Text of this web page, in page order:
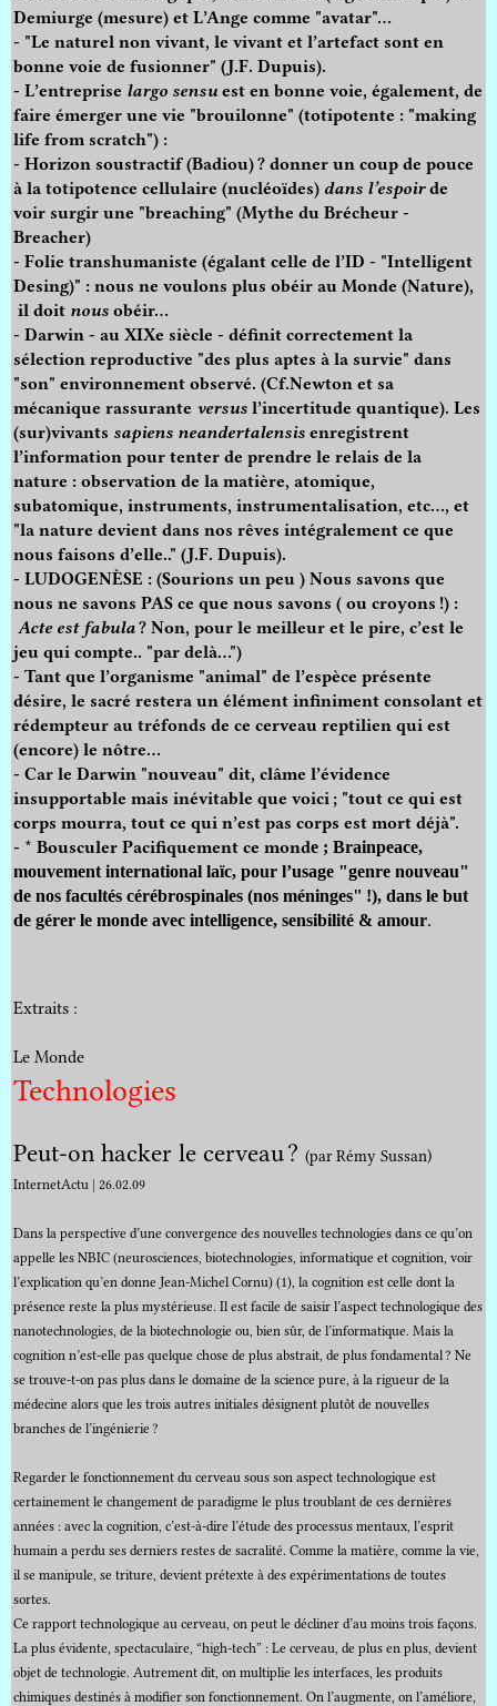
Demiurge (mesure) et L’Ange comme "avatar"…
- "Le naturel non vivant, le vivant et l’artefact sont en
bonne voie de fusionner" (J.F. Dupuis).
- L’entreprise largo sensuest en bonne voie, également, de
faire émerger une vie "brouilonne" (totipotente : "making
life from scratch") :
- Horizon soustractif (Badiou) ? donner un coup de pouce
à la totipotence cellulaire (nucléoïdes) dans l’espoirde
voir surgir une "breaching" (Mythe du Brécheur -
Breacher)
- Folie transhumaniste (égalant celle de l’ID - "Intelligent
Desing)" : nous ne voulons plus obéir au Monde (Nature),
il doit nous obéir…
- Darwin - au XIXe siècle - définit correctement la
sélection reproductive "des plus aptes à la survie" dans
"son" environnement observé. (Cf.Newton et sa
mécanique rassurante versus l’incertitude quantique). Les
(sur)vivants sapiens neandertalensis enregistrent
l’information pour tenter de prendre le relais de la
nature : observation de la matière, atomique,
subatomique, instruments, instrumentalisation, etc…, et
"la nature devient dans nos rêves intégralement ce que
nous faisons d’elle.." (J.F. Dupuis).
- LUDOGENÈSE : (Sourions un peu ) Nous savons que
nous ne savons PAS ce que nous savons ( ou croyons !) :
Acte est fabula? Non, pour le meilleur et le pire, c’est le
jeu qui compte.. "par delà…")
- Tant que l’organisme "animal" de l’espèce présente
désire, le sacré restera un élément infiniment consolant et
rédempteur au tréfonds de ce cerveau reptilien qui est
(encore) le nôtre…
- Car le Darwin "nouveau" dit, clâme l’évidence
insupportable mais inévitable que voici ; "tout ce qui est
corps mourra, tout ce qui n’est pas corps est mort déjà".
- * Bousculer Pacifiquement ce monde ; Brainpeace,
mouvement international laïc, pour l’usage "genre nouveau"
de nos facultés cérébrospinales (nos méninges" !), dans le but
de gérer le monde avec intelligence, sensibilité & amour.
Extraits :
Le Monde
Technologies
Peut-on hacker le cerveau ? (par Rémy Sussan)
InternetActu | 26.02.09
Dans la perspective d’une convergence des nouvelles technologies dans ce qu’on
appelle les NBIC (neurosciences, biotechnologies, informatique et cognition, voir
l’explication qu’en donne Jean-Michel Cornu) (1), la cognition est celle dont la
présence reste la plus mystérieuse. Il est facile de saisir l’aspect technologique des
nanotechnologies, de la biotechnologie ou, bien sûr, de l’informatique. Mais la
cognition n’est-elle pas quelque chose de plus abstrait, de plus fondamental ? Ne
se trouve-t-on pas plus dans le domaine de la science pure, à la rigueur de la
médecine alors que les trois autres initiales désignent plutôt de nouvelles
branches de l’ingénierie ?
Regarder le fonctionnement du cerveau sous son aspect technologique est
certainement le changement de paradigme le plus troublant de ces dernières
années : avec la cognition, c’est-à-dire l’étude des processus mentaux, l’esprit
humain a perdu ses derniers restes de sacralité. Comme la matière, comme la vie,
il se manipule, se triture, devient prétexte à des expérimentations de toutes
sortes.
Ce rapport technologique au cerveau, on peut le décliner d’au moins trois façons.
La plus évidente, spectaculaire, “high-tech” : Le cerveau, de plus en plus, devient
objet de technologie. Autrement dit, on multiplie les interfaces, les produits
chimiques destinés à modifier son fonctionnement. On l’augmente, on l’améliore,